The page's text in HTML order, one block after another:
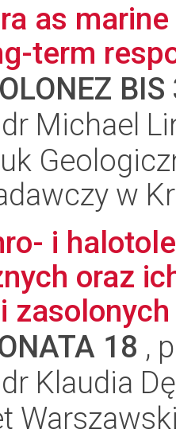
as
term
BIS
Michael
w
i
oraz
18 ,
Klaudia